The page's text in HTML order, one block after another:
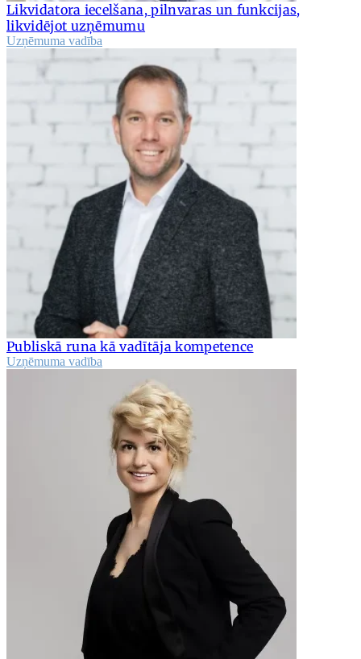
Likvidatora iecelšana, pilnvaras un funkcijas,
likvidējot uzņēmumu
Uzņēmuma vadība
Publiskā runa kā vadītāja kompetence
Uzņēmuma vadība